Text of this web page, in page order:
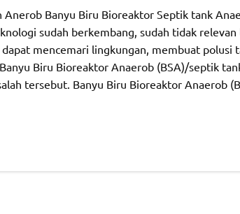
Anerob Banyu Biru Bioreaktor Septik tank
sudah berkembang, sudah tidak
mencemari lingkungan, membuat polusi
Biru Bioreaktor Anaerob (BSA)/septik
tersebut. Banyu Biru Bioreaktor Anaerob